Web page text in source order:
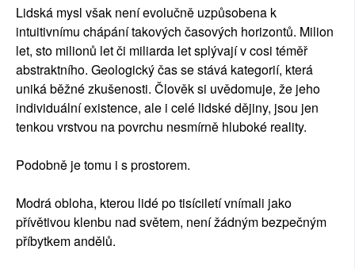
Lidská mysl však není evolučně uzpůsobena k
intuitivnímu chápání takových časových horizontů. Milion
let, sto milionů let či miliarda let splývají v cosi téměř
abstraktního. Geologický čas se stává kategorií, která
uniká běžné zkušenosti. Člověk si uvědomuje, že jeho
individuální existence, ale i celé lidské dějiny, jsou jen
tenkou vrstvou na povrchu nesmírně hluboké reality.
Podobně je tomu i s prostorem.
Modrá obloha, kterou lidé po tisíciletí vnímali jako
přívětivou klenbu nad světem, není žádným bezpečným
příbytkem andělů.